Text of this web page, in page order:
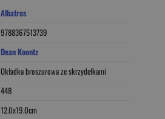
Albatros
9788367513739
Dean Koontz
Okładka broszurowa ze skrzydełkami
448
12.0x19.0cm